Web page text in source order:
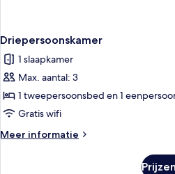
Driepersoonskamer
1 slaapkamer
Max. aantal: 3
1 tweepersoonsbed en 1
Gratis wifi
Meer informatie
Meer